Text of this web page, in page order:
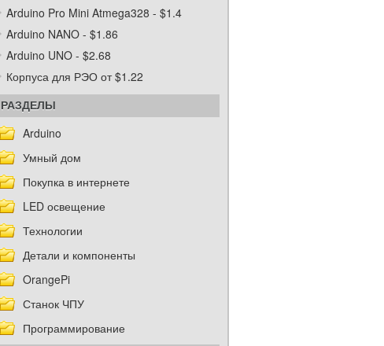
Arduino Pro Mini Atmega328 - $1.4
Arduino NANO - $1.86
Arduino UNO - $2.68
Корпуса для РЭО от $1.22
РАЗДЕЛЫ
Arduino
Умный дом
Покупка в интернете
LED освещение
Технологии
Детали и компоненты
OrangePi
Станок ЧПУ
Программирование